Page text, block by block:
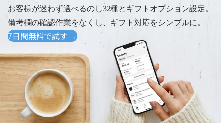
お客様が迷わず選べるのし32種とギフトオプション設定。
備考欄の確認作業をなくし、ギフト対応をシンプルに。
7日間無料で試す →